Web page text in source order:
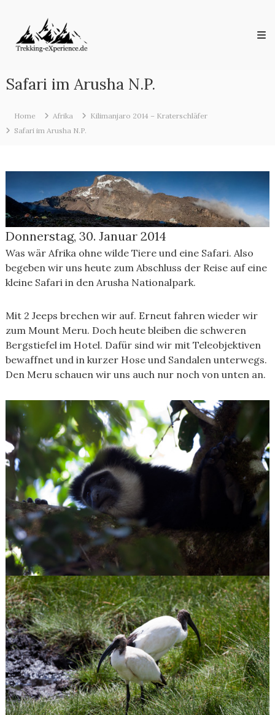
content
eXperience.de
Reiseberichte
aus
Welt
Safari im Arusha N.P.
Home Afrika
Kilimanjaro 2014 – Kraterschläfer
Safari im Arusha N.P.
Donnerstag, 30. Januar 2014
Was wär Afrika ohne wilde Tiere und eine Safari. Also
begeben wir uns heute zum Abschluss der Reise auf eine
kleine Safari in den Arusha Nationalpark.
Mit 2 Jeeps brechen wir auf. Erneut fahren wieder wir
zum Mount Meru. Doch heute bleiben die schweren
Bergstiefel im Hotel. Dafür sind wir mit Teleobjektiven
bewaffnet und in kurzer Hose und Sandalen unterwegs.
Den Meru schauen wir uns auch nur noch von unten an.